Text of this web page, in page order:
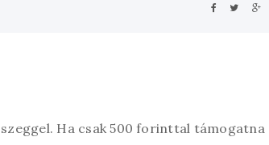
Ha csak 500 forinttal támogatna